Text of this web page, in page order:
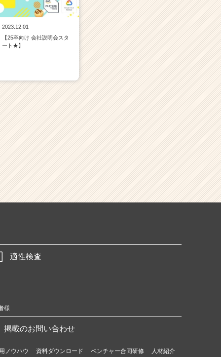
2023.12.01
【25卒向け 会社説明会スタ
ート★】
適性検査
様
掲載のお問い合わせ
ノウハウ 資料ダウンロード ベンチャー合同研修 人材紹介